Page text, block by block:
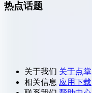
热点话题
关于我们 关于点掌
相关信息 应用下载